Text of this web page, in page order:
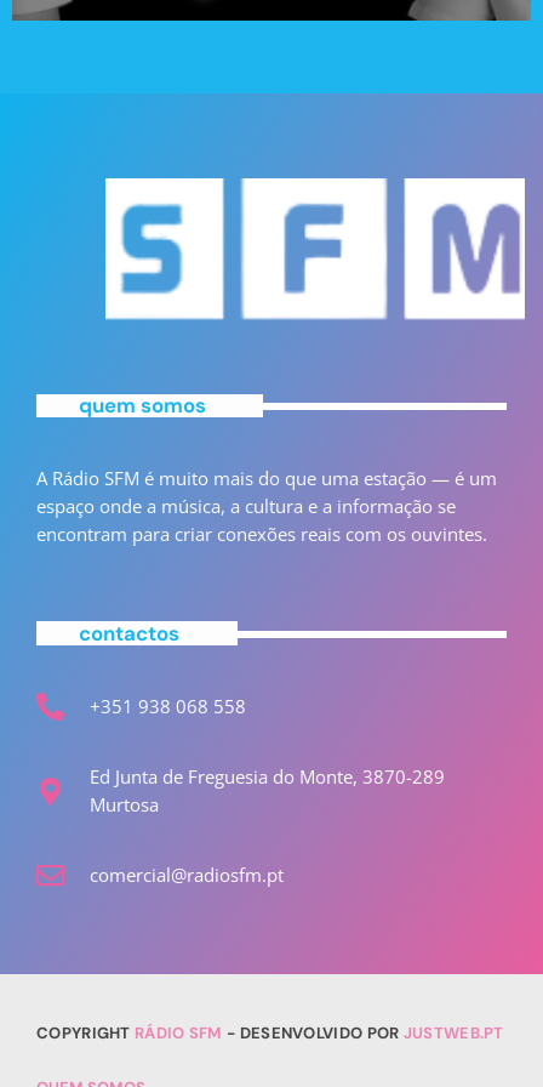
quem somos
A Rádio SFM é muito mais do que uma estação — é um
espaço onde a música, a cultura e a informação se
encontram para criar conexões reais com os ouvintes.
contactos
+351 938 068 558
Ed Junta de Freguesia do Monte, 3870-289
Murtosa
comercial@radiosfm.pt
COPYRIGHT RÁDIO SFM - DESENVOLVIDO POR JUSTWEB.PT